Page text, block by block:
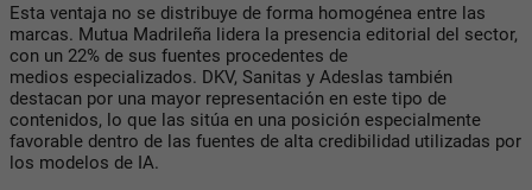
Esta ventaja no se distribuye de forma homogénea entre las
marcas. Mutua Madrileña lidera la presencia editorial del sector,
con un 22% de sus fuentes procedentes de
medios especializados. DKV, Sanitas y Adeslas también
destacan por una mayor representación en este tipo de
contenidos, lo que las sitúa en una posición especialmente
favorable dentro de las fuentes de alta credibilidad utilizadas por
los modelos de IA.